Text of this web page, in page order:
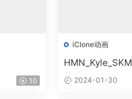
10
iClone动画
HMN_Kyle_SKM
2024-01-30